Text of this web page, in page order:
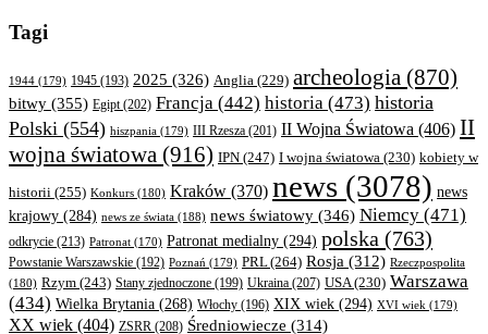
Tagi
1944 (179) 1945 (193) 2025 (326) Anglia (229) archeologia (870)
bitwy (355) Egipt(202) Francja (442) historia (473) historia
Polski (554) hiszpania (179) III Rzesza (201) II Wojna Światowa (406) II
wojna światowa (916) IPN (247) I wojna światowa (230) kobiety w
historii (255) Konkurs (180) Kraków (370) news (3078) news
krajowy (284) news ze świata (188) news światowy (346) Niemcy (471)
odkrycie (213) Patronat (170) Patronat medialny (294) polska (763)
Powstanie Warszawskie (192) Poznań (179) PRL(264) Rosja (312) Rzeczpospolita
(180) Rzym (243) Stany zjednoczone (199) Ukraina (207) USA(230) Warszawa
(434) Wielka Brytania (268) Włochy (196) XIX wiek (294) XVI wiek (179)
XX wiek (404) ZSRR (208) Średniowiecze (314)